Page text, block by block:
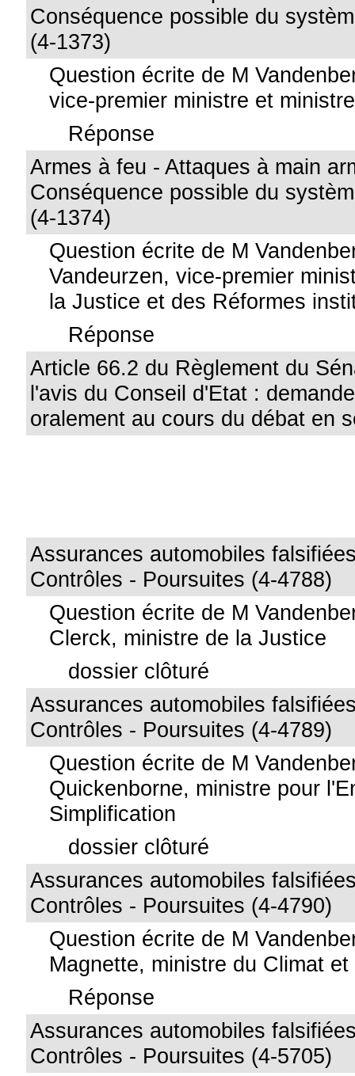
Conséquence possible du
(4-1373)
Question écrite de M
vice-premier ministre et
Réponse
Armes à feu - Attaques à main
Conséquence possible du
(4-1374)
Question écrite de M
Vandeurzen, vice-premier
la Justice et des Réformes
Réponse
Article 66.2 du Règlement du
l'avis du Conseil d'Etat :
oralement au cours du débat en
Assurances automobiles
Contrôles - Poursuites (4-4788)
Question écrite de M
Clerck, ministre de la Justice
dossier clôturé
Assurances automobiles
Contrôles - Poursuites (4-4789)
Question écrite de M
Quickenborne, ministre pour
Simplification
dossier clôturé
Assurances automobiles
Contrôles - Poursuites (4-4790)
Question écrite de M
Magnette, ministre du Climat
Réponse
Assurances automobiles
Contrôles - Poursuites (4-5705)